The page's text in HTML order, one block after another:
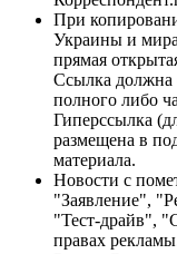
При
Украины и
прямая
Ссылка должна
полного либо
Гиперссылка
размещена в
материала.
Новости с
"Заявление",
"Тест-драйв",
правах